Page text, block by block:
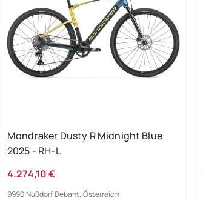
Mondraker Dusty R Midnight Blue
2025 - RH-L
4.274,10 €
9990 Nußdorf Debant, Österreich